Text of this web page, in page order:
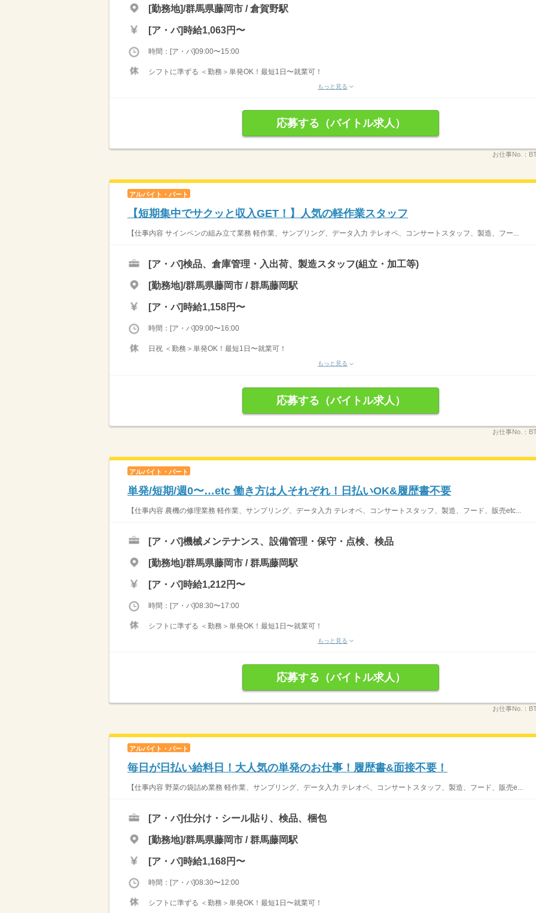
[勤務地]/群馬県藤岡市 / 倉賀野駅
[ア・パ] 時給1,063円〜
時間：[ア・パ]09:00〜15:00
シフトに準ずる ＜勤務＞単発OK！最短1日〜就業可！
もっと見る
応募する（バイトル求人）
お仕事No.：
アルバイト・パート
【短期集中でサクッと収入GET！】人気の軽作業スタッフ
【仕事内容 サインペンの組み立て業務 軽作業、サンプリング、データ入力 テレオペ、コンサートスタッフ、製造、フー...
[ア・パ]検品、倉庫管理・入出荷、製造スタッフ(組立・加工等)
[勤務地]/群馬県藤岡市 / 群馬藤岡駅
[ア・パ]時給1,158円〜
時間：[ア・パ]09:00〜16:00
日祝 ＜勤務＞単発OK！最短1日〜就業可！
もっと見る
応募する（バイトル求人）
お仕事No.：
アルバイト・パート
単発/短期/週0〜…etc 働き方は人それぞれ！日払いOK&履歴書不要
【仕事内容 農機の修理業務 軽作業、サンプリング、データ入力 テレオペ、コンサートスタッフ、製造、フード、販売etc...
[ア・パ]機械メンテナンス、設備管理・保守・点検、検品
[勤務地]/群馬県藤岡市 / 群馬藤岡駅
[ア・パ] 時給1,212円〜
時間：[ア・パ]08:30〜17:00
シフトに準ずる ＜勤務＞単発OK！最短1日〜就業可！
もっと見る
応募する（バイトル求人）
お仕事No.：
アルバイト・パート
毎日が日払い給料日！大人気の単発のお仕事！履歴書&面接不要！
【仕事内容 野菜の袋詰め業務 軽作業、サンプリング、データ入力 テレオペ、コンサートスタッフ、製造、フード、販売e...
[ア・パ]仕分け・シール貼り、検品、梱包
[勤務地]/群馬県藤岡市 / 群馬藤岡駅
[ア・パ] 時給1,168円〜
時間：[ア・パ]08:30〜12:00
シフトに準ずる ＜勤務＞単発OK！最短1日〜就業可！